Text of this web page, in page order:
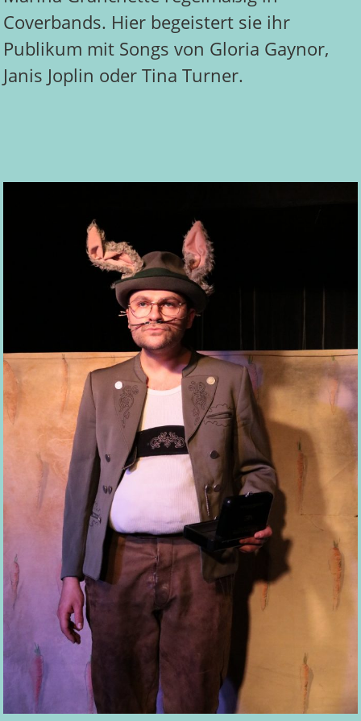
Coverbands. Hier begeistert sie ihr
Publikum mit Songs von Gloria Gaynor,
Janis Joplin oder Tina Turner.